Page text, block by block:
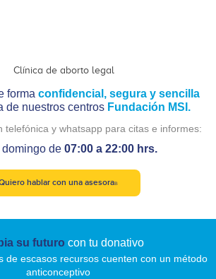
forma confidencial, segura y sencilla
de nuestros centros Fundación MSI.
telefónica y whatsapp para citas e informes:
domingo de 07:00 a 22:00 hrs.
hablar con una asesora
su futuro con tu donativo
de escasos recursos cuenten con un método
anticonceptivo